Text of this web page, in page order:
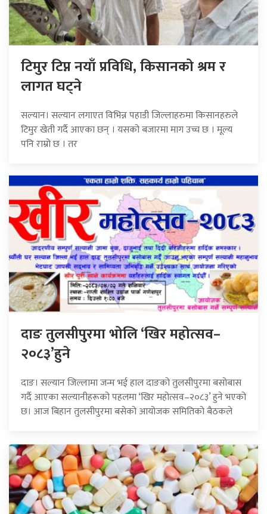
टिमुर टिप्न नयाँ प्रविधि, किसानको श्रम र
लागत घट्ने
सल्यान। सल्यान लगाएत विभिन्न पहाडी जिल्लाहरुमा किसानहरुले
टिमुर खेती गर्दै आएका छन् । यसको बजारमा माग उच्च छ । मूल्य
पनि राम्रो छ । तर
दाङ तुलसीपुरमा भोलि ‘खिर महोत्सव–
२०८३’हुने
दाङ। सल्यान जिल्लामा जन्म भई हाल दाङको तुलसीपुरमा बसोबास
गर्दै आएका सल्यानीहरूको पहलमा ‘खिर महोत्सव–२०८३’ हुने भएको
छ। आज बिहान तुलसीपुरमा बसेको आयोजक समितिको बैठकले